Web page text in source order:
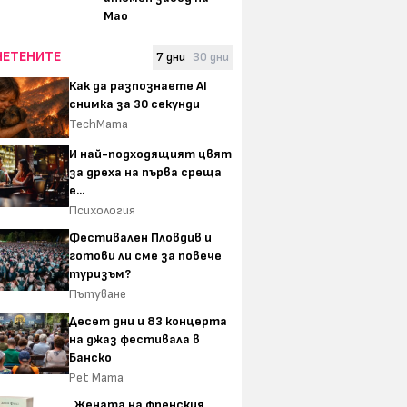
Мао
7 дни 30 дни
Как да разпознаете AI
снимка за 30 секунди
TechMama
И най-подходящият цвят
за дреха на първа среща
е...
Психология
Фестивален Пловдив и
готови ли сме за повече
туризъм?
Пътуване
Десет дни и 83 концерта
на джаз фестивала в
Банско
Pet Mama